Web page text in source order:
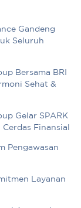
Gandeng
Seluruh
Bersama BRI
Sehat &
Gelar SPARK
Finansial
Pengawasan
Layanan